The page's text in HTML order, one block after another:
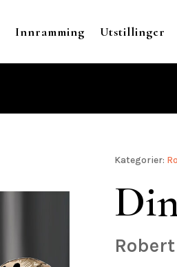
Innramming Utstillinger
Kategorier: